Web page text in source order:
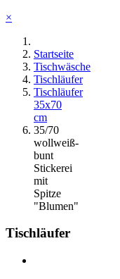
×
Startseite
Tischwäsche
Tischläufer
Tischläufer
35x70
cm
35/70
wollweiß-
bunt
Stickerei
mit
Spitze
"Blumen"
Tischläufer